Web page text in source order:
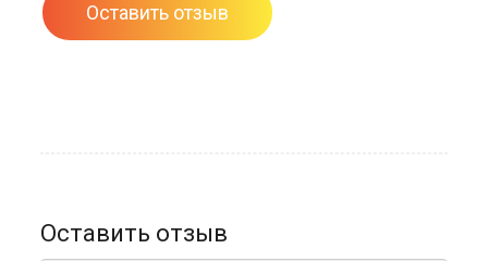
Оставить отзыв
Оставить отзыв